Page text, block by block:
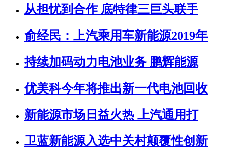
从担忧到合作 底特律三巨头联手
俞经民：上汽乘用车新能源2019年
持续加码动力电池业务 鹏辉能源
优美科今年将推出新一代电池回收
新能源市场日益火热 上汽通用打
卫蓝新能源入选中关村颠覆性创新